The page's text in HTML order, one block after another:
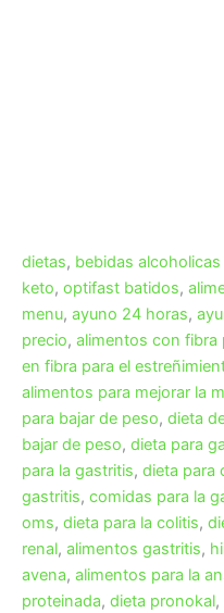
dietas, bebidas
keto, optifast batidos,
menu, ayuno 24 horas,
precio, alimentos con fibra
en fibra para el
alimentos para mejorar la
para bajar de peso, dieta
bajar de peso, dieta para
para la gastritis, dieta para
gastritis, comidas para la
oms, dieta para la colitis,
renal, alimentos gastritis,
avena, alimentos para la
proteinada, dieta pronokal,